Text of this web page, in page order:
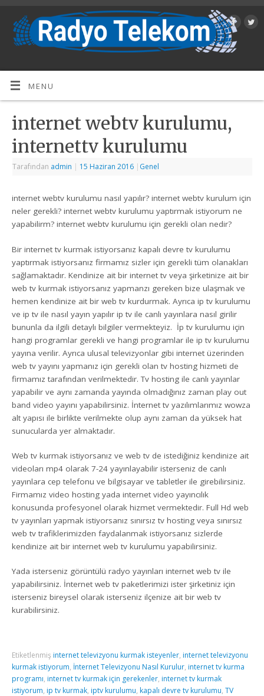
MENU
internet webtv kurulumu,
internettv kurulumu
Tarafından admin | 15 Haziran 2016 | Genel
internet webtv kurulumu nasıl yapılır? internet webtv kurulum için
neler gerekli? internet webtv kurulumu yaptırmak istiyorum ne
yapabilirm? internet webtv kurulumu için gerekli olan nedir?
Bir internet tv kurmak istiyorsanız kapalı devre tv kurulumu
yaptırmak istiyorsanız firmamız sizler için gerekli tüm olanakları
sağlamaktadır. Kendinize ait bir internet tv veya şirketinize ait bir
web tv kurmak istiyorsanız yapmanzı gereken bize ulaşmak ve
hemen kendinize ait bir web tv kurdurmak. Ayrıca ip tv kurulumu
ve ip tv ile nasıl yayın yapılır ip tv ile canlı yayınlara nasıl girilir
bununla da ilgili detaylı bilgiler vermekteyiz. İp tv kurulumu için
hangi programlar gerekli ve hangi programlar ile ip tv kurulumu
yayına verilir. Ayrıca ulusal televizyonlar gibi internet üzerinden
web tv yayını yapmanız için gerekli olan tv hosting hizmeti de
firmamız tarafından verilmektedir. Tv hosting ile canlı yayınlar
yapabilir ve aynı zamanda yayında olmadığınız zaman play out
band video yayını yapabilirsiniz. İnternet tv yazılımlarımız wowza
alt yapısı ile birlikte verilmekte olup aynı zaman da yüksek hat
sunucularda yer almaktadır.
Web tv kurmak istiyorsanız ve web tv de istediğiniz kendinize ait
videoları mp4 olarak 7-24 yayınlayabilir isterseniz de canlı
yayınlara cep telefonu ve bilgisayar ve tabletler ile girebilirsiniz.
Firmamız video hosting yada internet video yayıncılık
konusunda profesyonel olarak hizmet vermektedir. Full Hd web
tv yayınları yapmak istiyorsanız sınırsız tv hosting veya sınırsız
web tv trafiklerimizden faydalanmak istiyorsanız sizlerde
kendinize ait bir internet web tv kurulumu yapabilirsiniz.
Yada isterseniz görüntülü radyo yayınları internet web tv ile
yapabilirsiniz. İnternet web tv paketlerimizi ister şirketiniz için
isterseniz bireysel olarak isterseniz ilçenize ait bir web tv
kurabilirsiniz.
Etiketlenmiş internet televizyonu kurmak isteyenler, internet televizyonu
kurmak istiyorum, İnternet Televizyonu Nasıl Kurulur, internet tv kurma
programı, internet tv kurmak için gerekenler, internet tv kurmak
istiyorum, ip tv kurmak, iptv kurulumu, kapalı devre tv kurulumu,TV